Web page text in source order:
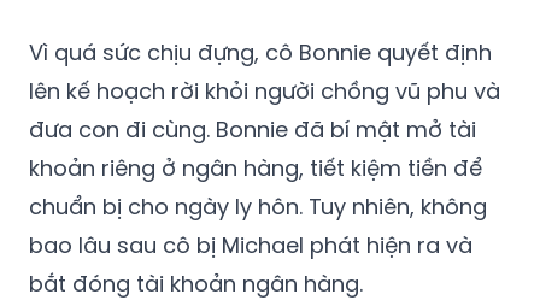
Vì quá sức chịu đựng, cô Bonnie quyết định
lên kế hoạch rời khỏi người chồng vũ phu và
đưa con đi cùng. Bonnie đã bí mật mở tài
khoản riêng ở ngân hàng, tiết kiệm tiền để
chuẩn bị cho ngày ly hôn. Tuy nhiên, không
bao lâu sau cô bị Michael phát hiện ra và
bắt đóng tài khoản ngân hàng.